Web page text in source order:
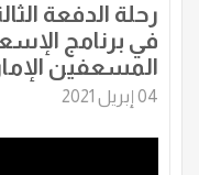
رحلة الدفعة
في برنامج
المسعفين
04 إبريل 2021